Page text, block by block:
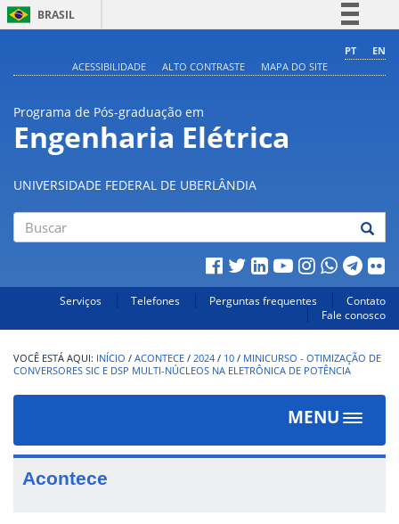
BRASIL
Comunica BR
Acesso à informação
Legislação
PT
EN
ACESSIBILIDADE
ALTO CONTRASTE MAPA DO SITE
Programa de Pós-graduação em
Engenharia Elétrica
UNIVERSIDADE FEDERAL DE UBERLÂNDIA
Serviços Telefones Perguntas frequentes
Contato
Fale conosco
INÍCIO / ACONTECE / 2024 / 10 / MINICURSO - OTIMIZAÇÃO DE
CONVERSORES SIC E DSP MULTI-NÚCLEOS NA ELETRÔNICA DE POTÊNCIA
MENU
Toggle
Acontece